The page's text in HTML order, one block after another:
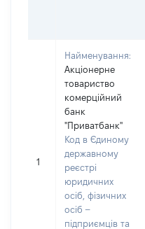
1
Найменування:
Акціонерне
товариство
комерційний
банк
"Приватбанк"
Код в Єдиному
державному
реєстрі
юридичних
осіб, фізичних
осіб –
підприємців та